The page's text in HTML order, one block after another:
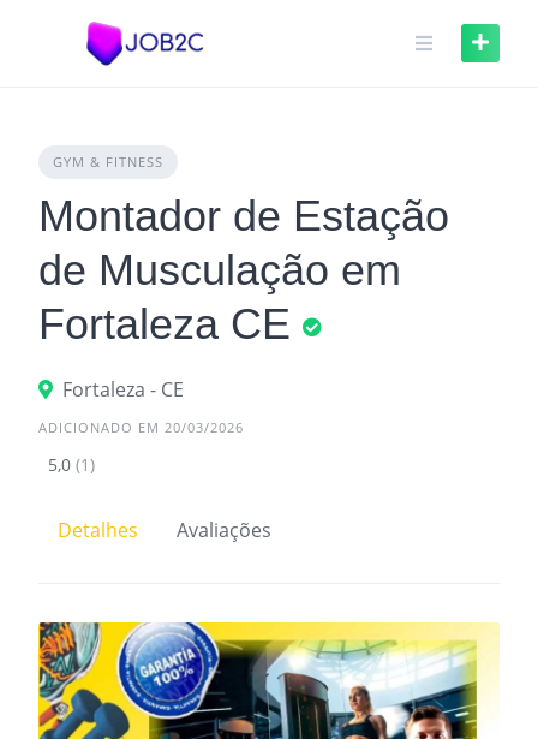
GYM & FITNESS
Montador de Estação
de Musculação em
Fortaleza CE
Fortaleza - CE
ADICIONADO EM 20/03/2026
5,0 (1)
Detalhes Avaliações